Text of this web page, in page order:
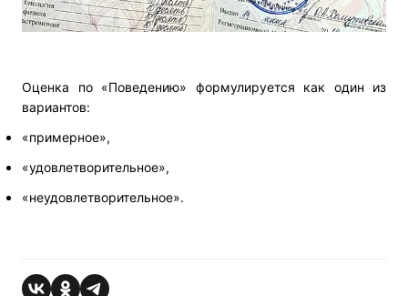
Оценка по «Поведению» формулируется как один из
вариантов:
«примерное»,
«удовлетворительное»,
«неудовлетворительное».